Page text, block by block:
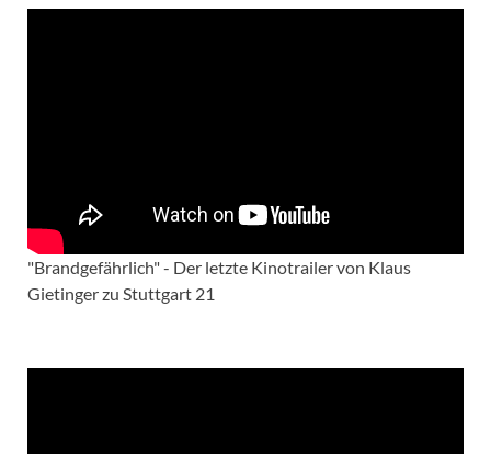
"Brandgefährlich" - Der letzte Kinotrailer von Klaus
Gietinger zu Stuttgart 21